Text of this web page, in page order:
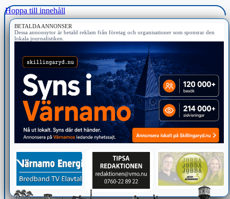
Hoppa till innehåll
BETALDA ANNONSER
Dessa annonsytor är betald reklam från företag och organisationer som sponsrar den
lokala journalistiken.